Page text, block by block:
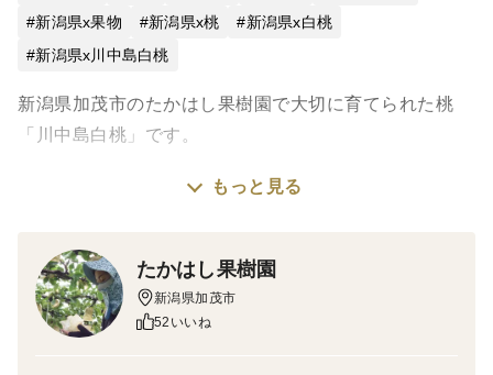
新潟県x果物
新潟県x桃
新潟県x白桃
新潟県x川中島白桃
新潟県加茂市のたかはし果樹園で大切に育てられた桃
「川中島白桃」です。
川中島白桃は晩生種の定番品種で、甘みと酸味のバラン
授粉作業が必要なことで生産者には敬遠されがちです
が、その手間を考えても生産されるだけある高品質品種
です。
もっと見る
たかはし果樹園
新潟県加茂市
52いいね